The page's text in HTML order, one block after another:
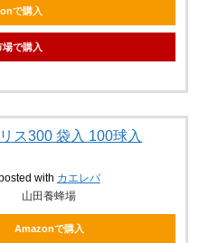
で購入
場で購入
ス300 袋入 100球入
with カエレバ
山田養蜂場
Amazonで購入